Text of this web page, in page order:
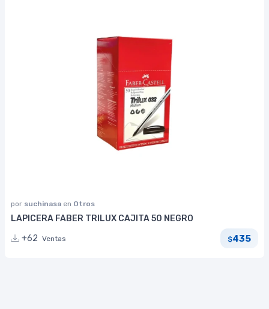
por suchinasa en Otros
LAPICERA FABER TRILUX CAJITA 50 NEGRO
+62 Ventas $435